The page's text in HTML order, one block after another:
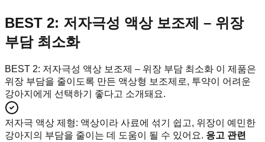
BEST 2: 저자극성 액상 보조제 – 위장
부담 최소화
BEST 2: 저자극성 액상 보조제 – 위장 부담 최소화 이 제품은
위장 부담을 줄이도록 만든 액상형 보조제로, 투약이 어려운
강아지에게 선택하기 좋다고 소개돼요.
저자극 액상 제형: 액상이라 사료에 섞기 쉽고, 위장이 예민한
강아지의 부담을 줄이는 데 도움이 될 수 있어요. 응고 관련